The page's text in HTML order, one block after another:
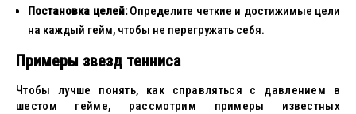
Постановка целей:Определите четкие и достижимые цели
на каждый гейм, чтобы не перегружать себя.
Примеры звезд тенниса
Чтобы лучше понять, как справляться с давлением в
шестом гейме, рассмотрим примеры известных